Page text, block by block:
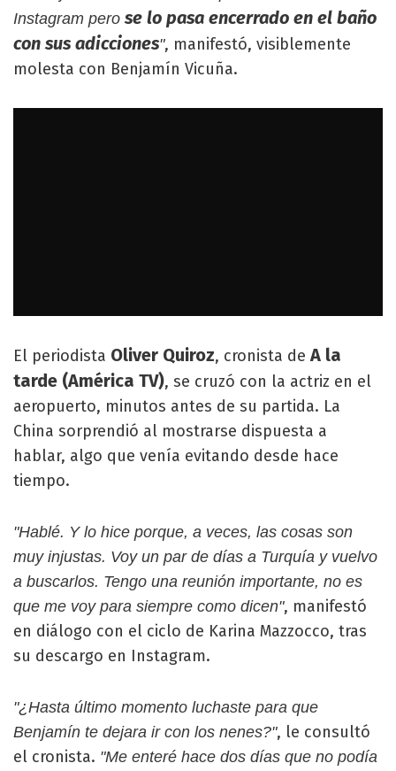
Instagram pero se lo pasa encerrado en el baño
con sus adicciones", manifestó, visiblemente
molesta con Benjamín Vicuña.
El periodista Oliver Quiroz, cronista deA la
tarde (América TV), se cruzó con la actriz en el
aeropuerto, minutos antes de su partida. La
China sorprendió al mostrarse dispuesta a
hablar, algo que venía evitando desde hace
tiempo.
"Hablé. Y lo hice porque, a veces, las cosas son
muy injustas. Voy un par de días a Turquía y vuelvo
a buscarlos. Tengo una reunión importante, no es
que me voy para siempre como dicen", manifestó
en diálogo con el ciclo de Karina Mazzocco, tras
su descargo en Instagram.
"¿Hasta último momento luchaste para que
Benjamín te dejara ir con los nenes?", le consultó
el cronista. "Me enteré hace dos días que no podía